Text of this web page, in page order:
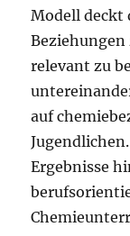
Modell deckt
Beziehungen
relevant zu
auf
Ergebnisse